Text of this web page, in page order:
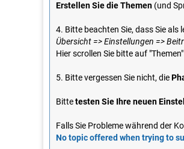
Erstellen Sie die Themen (und
4. Bitte beachten Sie, dass Sie als
Übersicht => Einstellungen =>
Hier scrollen Sie bitte auf
5. Bitte vergessen Sie nicht, die
Bittetesten Sie Ihre neuen
Falls Sie Probleme während der
No topic offered when trying to